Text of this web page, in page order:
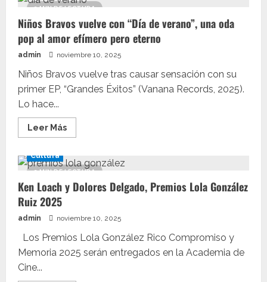
Towers,
y
Juan
Magán,
confirmados
SHARE
FESTIVAL
2026
3 MIN DE LECTURA
Niños Bravos vuelve con “Día de verano”, una oda
pop al amor efímero pero eterno
admin noviembre 10, 2025
Niños Bravos vuelve tras causar sensación con su
primer EP, “Grandes Éxitos” (Vanana Records, 2025).
Lo hace...
Leer MásLeer
más
Niños
Bravos
con
“Día
una
pop
al
amor
2 MIN DE LECTURA
Cultura
Ken Loach y Dolores Delgado, Premios Lola González
Ruiz 2025
admin noviembre 10, 2025
Los Premios Lola González Rico Compromiso y
Memoria 2025 serán entregados en la Academia de
Cine...